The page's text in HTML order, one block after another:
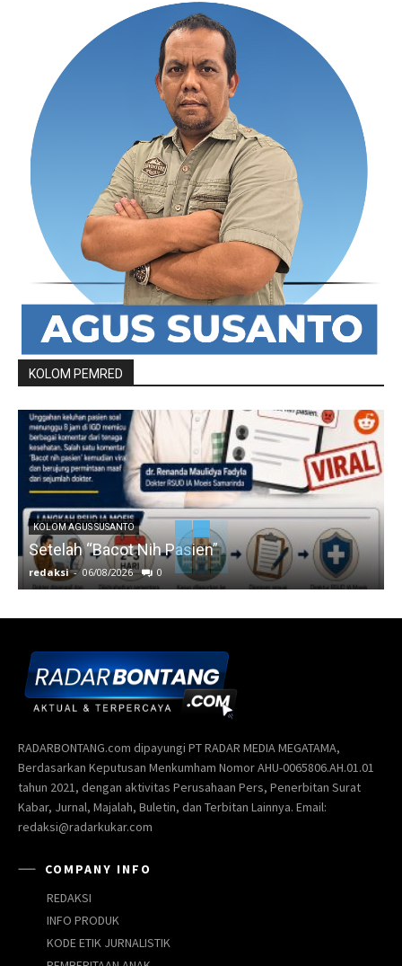
KOLOM PEMRED
KOLOM AGUS SUSANTO
Setelah “Bacot Nih Pasien”
redaksi - 06/08/2026 0
RADARBONTANG.com dipayungi PT RADAR MEDIA MEGATAMA,
Berdasarkan Keputusan Menkumham Nomor AHU-0065806.AH.01.01
tahun 2021, dengan aktivitas Perusahaan Pers, Penerbitan Surat
Kabar, Jurnal, Majalah, Buletin, dan Terbitan Lainnya. Email:
redaksi@radarkukar.com
COMPANY INFO
REDAKSI
INFO PRODUK
KODE ETIK JURNALISTIK